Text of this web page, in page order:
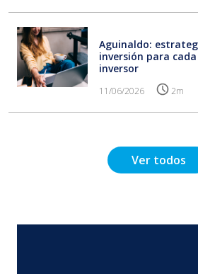
Aguinaldo:
inversión para
inversor
11/06/2026 2m
Ver todos